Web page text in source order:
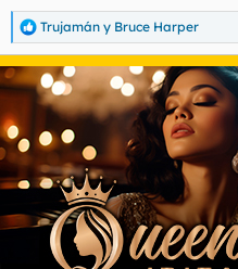
R
e
a
c
o
n
s
Trujamán y Bruce Harper